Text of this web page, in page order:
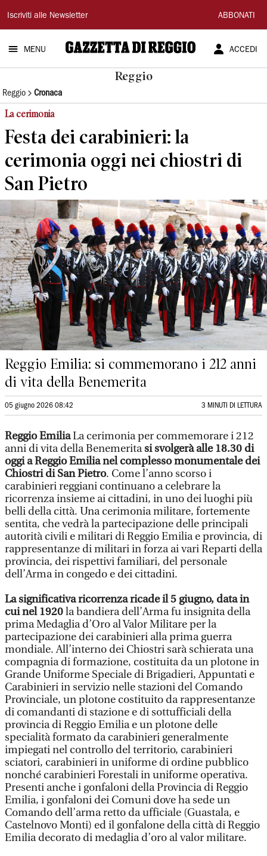
Gazzetta
di
Reggio
Iscriviti alle Newsletter ABBONATI
MENU ACCEDI
Reggio
Reggio Cronaca
La cerimonia
Festa dei carabinieri: la
cerimonia oggi nei chiostri di
San Pietro
Reggio Emilia: si commemorano i 212 anni
di vita della Benemerita
05 giugno 2026 08:42 3 MINUTI DI LETTURA
Reggio EmiliaLa cerimonia per commemorare i 212
anni di vita della Benemeritasi svolgerà alle 18.30 di
oggi a Reggio Emilia nel complesso monumentale dei
Chiostri di San Pietro. Come l’anno scorso i
carabinieri reggiani continuano a celebrare la
ricorrenza insieme ai cittadini, in uno dei luoghi più
belli della città. Una cerimonia militare, fortemente
sentita, che vedrà la partecipazione delle principali
autorità civili e militari di Reggio Emilia e provincia, di
rappresentanze di militari in forza ai vari Reparti della
provincia, dei rispettivi familiari, del personale
dell’Arma in congedo e dei cittadini.
La significativa ricorrenza ricade il 5 giugno, data in
cui nel 1920la bandiera dell’Arma fu insignita della
prima Medaglia d’Oro al Valor Militare per la
partecipazione dei carabinieri alla prima guerra
mondiale. All’interno dei Chiostri sarà schierata una
compagnia di formazione, costituita da un plotone in
Grande Uniforme Speciale di Brigadieri, Appuntati e
Carabinieri in servizio nelle stazioni del Comando
Provinciale, un plotone costituito da rappresentanze
di comandanti di stazione e di sottufficiali della
provincia di Reggio Emilia e un plotone delle
specialità formato da carabinieri generalmente
impiegati nel controllo del territorio, carabinieri
sciatori, carabinieri in uniforme di ordine pubblico
nonché carabinieri Forestali in uniforme operativa.
Presenti anche i gonfaloni della Provincia di Reggio
Emilia, i gonfaloni dei Comuni dove ha sede un
Comando dell’arma retto da ufficiale (Guastala, e
Castelnovo Monti) ed il gonfalone della città di Reggio
Emilia decorato di medaglia d’oro al valor militare.